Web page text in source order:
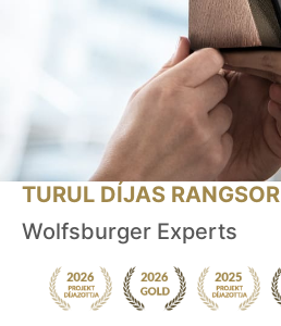
TURUL DÍJAS RANGSOR
Wolfsburger Experts